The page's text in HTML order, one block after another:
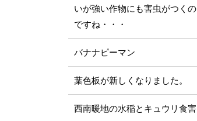
いが強い作物にも害虫がつくの
ですね・・・
バナナピーマン
葉色板が新しくなりました。
西南暖地の水稲とキュウリ食害